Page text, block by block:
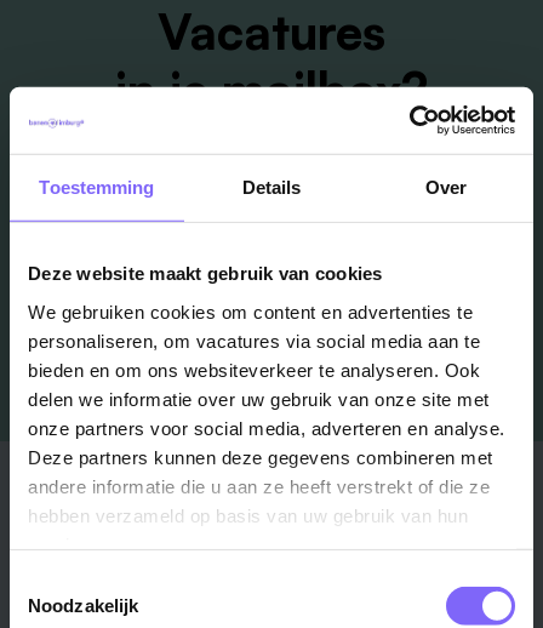
Toestemming Details Over
Deze website maakt gebruik van cookies
We gebruiken cookies om content en advertenties te
personaliseren, om vacatures via social media aan te
bieden en om ons websiteverkeer te analyseren. Ook
delen we informatie over uw gebruik van onze site met
onze partners voor social media, adverteren en analyse.
Deze partners kunnen deze gegevens combineren met
andere informatie die u aan ze heeft verstrekt of die ze
hebben verzameld op basis van uw gebruik van hun
Noodzakelijk
Vacatures
in je mailbox?
Schrijf je in en we houden je op de hoogte
Stad
Heerlen ›
Regio
Zuid-Limburg ›